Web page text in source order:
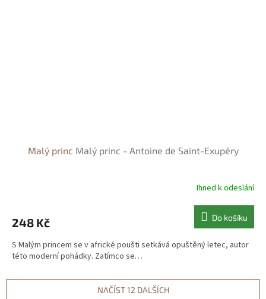
Malý princ Malý princ - Antoine de Saint-Exupéry
Ihned k odeslání
248 Kč Do košíku
S Malým princem se v africké poušti setkává opuštěný letec, autor
této moderní pohádky. Zatímco se…
NAČÍST 12 DALŠÍCH